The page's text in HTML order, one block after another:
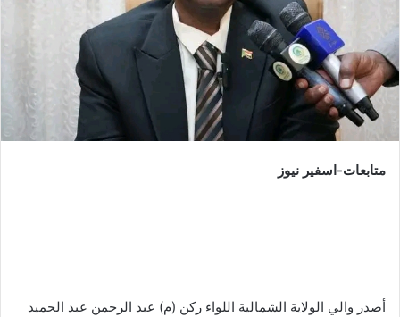
متابعات-اسفير نيوز
أصدر والي الولاية الشمالية اللواء ركن (م) عبد الرحمن عبد الحميد